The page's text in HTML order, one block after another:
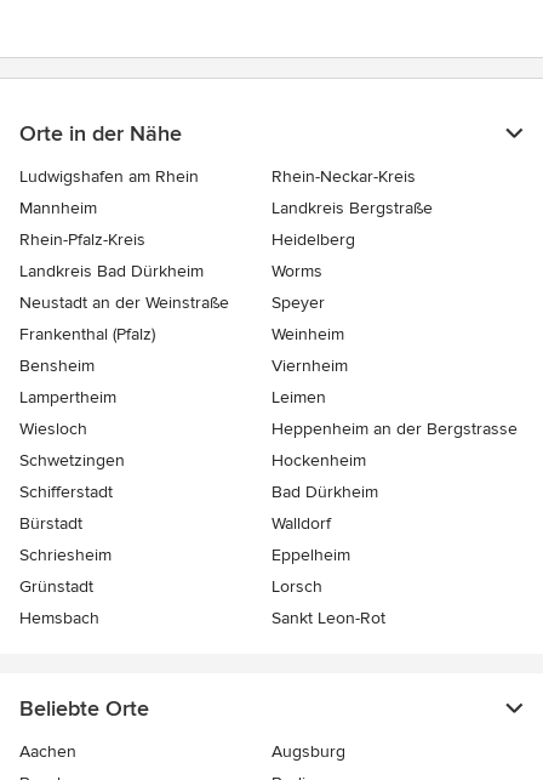
Orte in der Nähe
Ludwigshafen am Rhein
Rhein-Neckar-Kreis
Mannheim
Landkreis Bergstraße
Rhein-Pfalz-Kreis
Heidelberg
Landkreis Bad Dürkheim
Worms
Neustadt an der Weinstraße
Speyer
Frankenthal (Pfalz)
Weinheim
Bensheim
Viernheim
Lampertheim
Leimen
Wiesloch
Heppenheim an der Bergstrasse
Schwetzingen
Hockenheim
Schifferstadt
Bad Dürkheim
Bürstadt
Walldorf
Schriesheim
Eppelheim
Grünstadt
Lorsch
Hemsbach
Sankt Leon-Rot
Beliebte Orte
Aachen
Augsburg